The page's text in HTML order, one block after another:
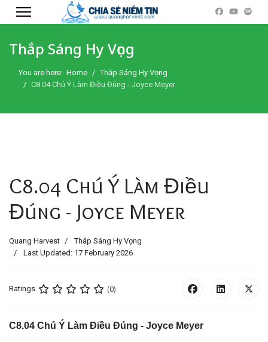
Thắp Sáng Hy Vọng
You are here: Home
Thắp Sáng Hy Vọng
C8.04 Chú Ý Làm Điều Đúng - Joyce Meyer
C8.04 Chú Ý Làm Điều
Đúng - Joyce Meyer
Quang Harvest
Thắp Sáng Hy Vọng
Last Updated: 17 February 2026
Ratings (0)
C8.04 Chú Ý Làm Điều Đúng - Joyce Meyer